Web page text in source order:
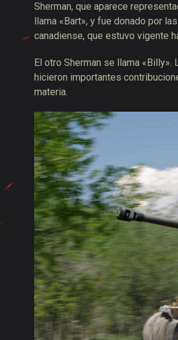
Sherman, que aparece
llama «Bart», y fue donado por
canadiense, que estuvo vigente
El otro Sherman se llama
hicieron importantes
materia.